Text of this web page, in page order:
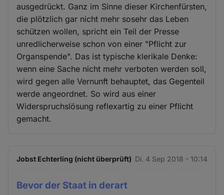
ausgedrückt. Ganz im Sinne dieser Kirchenfürsten,
die plötzlich gar nicht mehr sosehr das Leben
schützen wollen, spricht ein Teil der Presse
unredlicherweise schon von einer "Pflicht zur
Organspende". Das ist typische klerikale Denke:
wenn eine Sache nicht mehr verboten werden soll,
wird gegen alle Vernunft behauptet, das Gegenteil
werde angeordnet. So wird aus einer
Widerspruchslösung reflexartig zu einer Pflicht
gemacht.
Jobst Echterling (nicht überprüft) Di. 4 Sep 2018 - 10:14
Bevor der Staat in derart